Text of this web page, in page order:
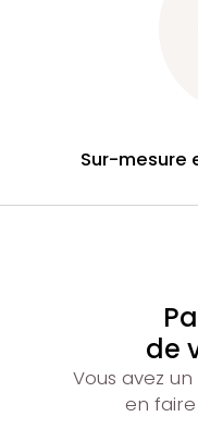
Sur-mesure
de
Vous avez
en